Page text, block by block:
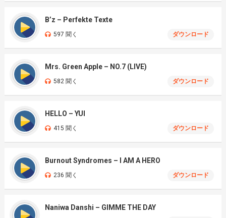
B’z – Perfekte Texte
597 聞く ダウンロード
Mrs. Green Apple – NO.7 (LIVE)
582 聞く ダウンロード
HELLO – YUI
415 聞く ダウンロード
Burnout Syndromes – I AM A HERO
236 聞く ダウンロード
Naniwa Danshi – GIMME THE DAY